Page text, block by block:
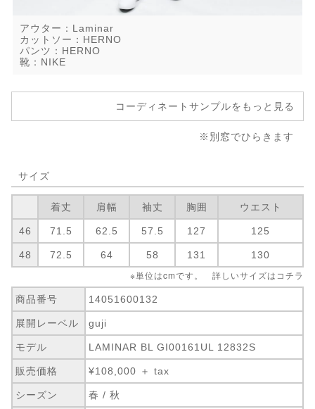
アウター：Laminar
カットソー：HERNO
パンツ：HERNO
靴：NIKE
コーディネートサンプルをもっと見る
※別窓でひらきます
サイズ
着丈 肩幅 袖丈 胸囲 ウエスト
46 71.5 62.5 57.5 127 125
48 72.5 64 58 131 130
※単位はcmです。 詳しいサイズは コチラ
商品番号 14051600132
展開レーベル guji
モデル LAMINAR BL GI00161UL 12832S
販売価格 ¥108,000 ＋ tax
シーズン 春 / 秋